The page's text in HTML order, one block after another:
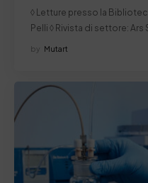
◊ Letture presso la
Pelli ◊ Rivista di settore: Ars
by Mutart